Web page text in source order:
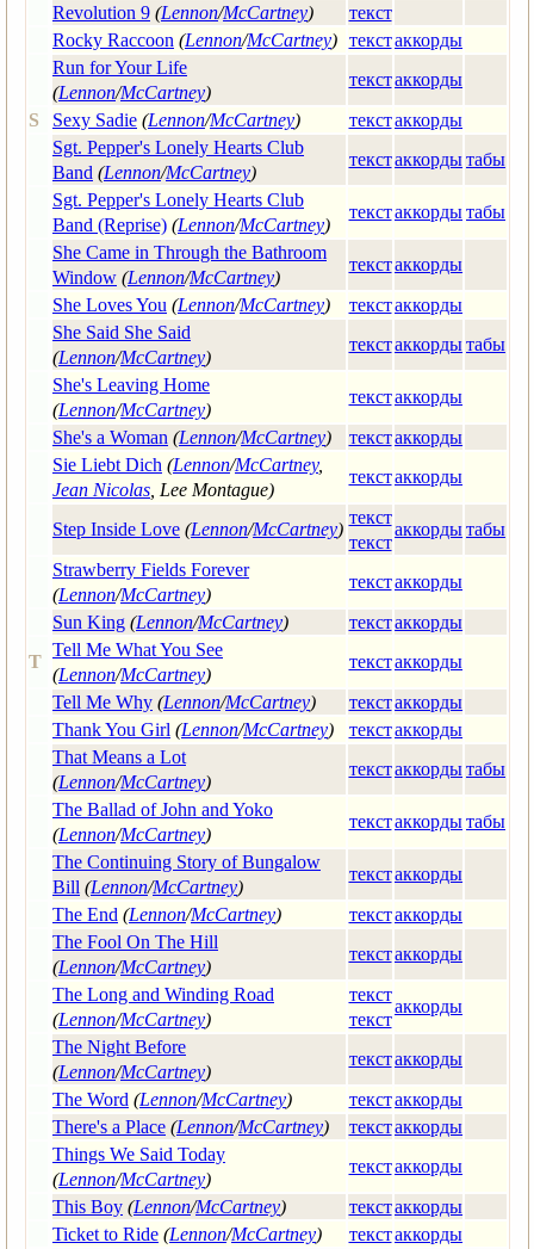
Revolution 9 (Lennon/McCartney)
текст
Rocky Raccoon (Lennon/McCartney) текстаккорды
Run for Your Life
(Lennon/McCartney)
текстаккорды
S
Sexy Sadie (Lennon/McCartney) текстаккорды
Sgt. Pepper's Lonely Hearts Club
Band (Lennon/McCartney)
текстаккордытабы
Sgt. Pepper's Lonely Hearts Club
Band (Reprise) (Lennon/McCartney)
текстаккордытабы
She Came in Through the Bathroom
Window (Lennon/McCartney)
текстаккорды
She Loves You (Lennon/McCartney) текстаккорды
She Said She Said
(Lennon/McCartney)
текстаккордытабы
She's Leaving Home
(Lennon/McCartney)
текстаккорды
She's a Woman (Lennon/McCartney) текстаккорды
Sie Liebt Dich (Lennon/McCartney,
Jean Nicolas , Lee Montague)
текстаккорды
Step Inside Love (Lennon/McCartney)
текст
текст
аккордытабы
Strawberry Fields Forever
(Lennon/McCartney)
текстаккорды
Sun King (Lennon/McCartney) текстаккорды
T
Tell Me What You See
(Lennon/McCartney)
текстаккорды
Tell Me Why (Lennon/McCartney) текстаккорды
Thank You Girl (Lennon/McCartney) текстаккорды
That Means a Lot
(Lennon/McCartney)
текстаккордытабы
The Ballad of John and Yoko
(Lennon/McCartney)
текстаккордытабы
The Continuing Story of Bungalow
Bill (Lennon/McCartney)
текстаккорды
The End (Lennon/McCartney) текстаккорды
The Fool On The Hill
(Lennon/McCartney)
текстаккорды
The Long and Winding Road
(Lennon/McCartney)
текст
текст
аккорды
The Night Before
(Lennon/McCartney)
текстаккорды
The Word (Lennon/McCartney) текстаккорды
There's a Place (Lennon/McCartney) текстаккорды
Things We Said Today
(Lennon/McCartney)
текстаккорды
This Boy (Lennon/McCartney) текстаккорды
Ticket to Ride (Lennon/McCartney) текстаккорды